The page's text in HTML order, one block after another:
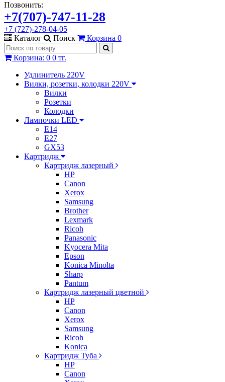
Позвонить:
+7(707)-747-11-28
+7 (727)-278-04-05
Каталог
Поиск Корзина 0
Корзина: 0 0 тг.
Удлинитель 220V
Вилки, розетки, колодки 220V
Вилки
Розетки
Колодки
Лампочки LED
E14
E27
GX53
Картридж
Картридж лазерный
HP
Canon
Xerox
Samsung
Brother
Lexmark
Ricoh
Panasonic
Kyocera Mita
Epson
Konica Minolta
Sharp
Pantum
Картридж лазерный цветной
HP
Canon
Xerox
Samsung
Ricoh
Konica
Картридж Туба
HP
Canon